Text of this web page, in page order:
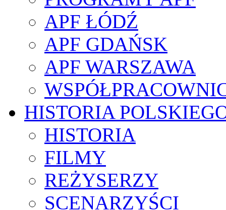
APF ŁÓDŹ
APF GDAŃSK
APF WARSZAWA
HISTORIA
HISTORIA
FILMY
REŻYSERZY
SCENARZYŚCI